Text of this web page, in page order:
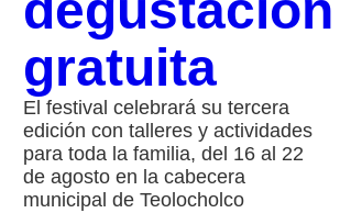
gratuita
El festival celebrará su tercera
edición con talleres y actividades
para toda la familia, del 16 al 22
de agosto en la cabecera
municipal de Teolocholco